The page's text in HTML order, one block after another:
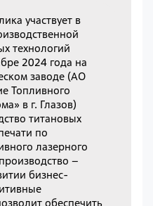
участвует в
технологий
2024 года на
заводе (АО
Топливного
в г. Глазов)
титановых
по
лазерного
–
бизнес-
обеспечить